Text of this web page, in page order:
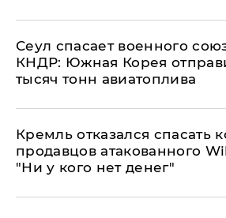
​Сеул спасает военного
КНДР: Южная Корея
тысяч тонн авиатоплива
Кремль отказался спасать
продавцов атакованного
"Ни у кого нет денег"